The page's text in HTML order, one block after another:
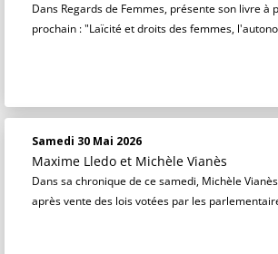
Dans Regards de Femmes, présente son livre à
prochain : "Laïcité et droits des femmes,
Samedi 30 Mai 2026
Maxime Lledo et Michèle Vianès
Dans sa chronique de ce samedi, Michèle
après vente des lois votées par les